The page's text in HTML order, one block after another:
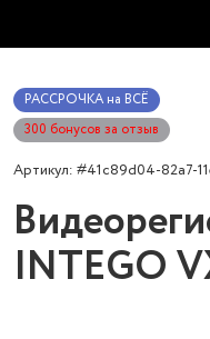
РАССРОЧКА на ВСЁ
300 бонусов за отзыв
Артикул: #41c89d04-82a7-
INTEGO